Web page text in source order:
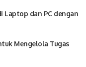
Laptop dan PC dengan
Mengelola Tugas